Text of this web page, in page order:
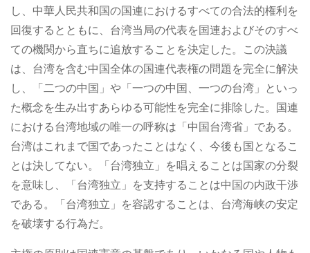
し、中華人民共和国の国連におけるすべての合法的権利を
回復するとともに、台湾当局の代表を国連およびそのすべ
ての機関から直ちに追放することを決定した。この決議
は、台湾を含む中国全体の国連代表権の問題を完全に解決
し、「二つの中国」や「一つの中国、一つの台湾」といっ
た概念を生み出すあらゆる可能性を完全に排除した。国連
における台湾地域の唯一の呼称は「中国台湾省」である。
台湾はこれまで国であったことはなく、今後も国となるこ
とは決してない。「台湾独立」を唱えることは国家の分裂
を意味し、「台湾独立」を支持することは中国の内政干渉
である。「台湾独立」を容認することは、台湾海峡の安定
を破壊する行為だ。